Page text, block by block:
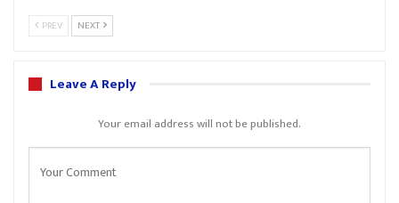
PREV NEXT
Leave A Reply
Your email address will not be published.